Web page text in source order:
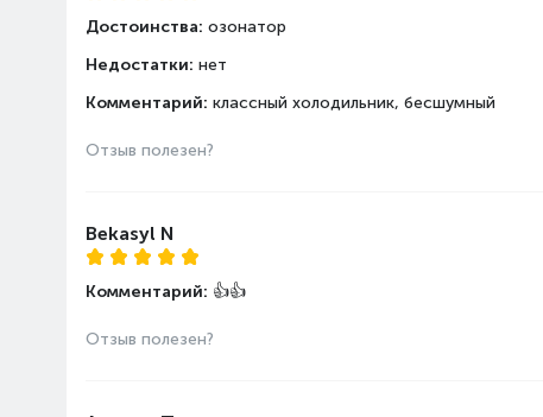
Достоинства: озонатор
Недостатки: нет
Комментарий: классный холодильник, бесшумный
Отзыв полезен?
Bekasyl N
Комментарий: 👍👍
Отзыв полезен?